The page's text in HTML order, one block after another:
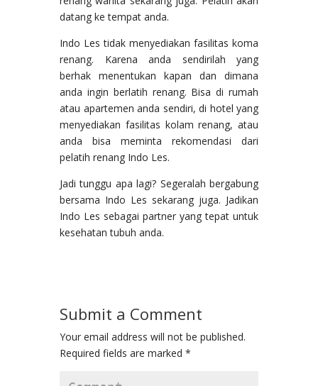
datang ke tempat anda.
Indo Les tidak menyediakan fasilitas koma
renang. Karena anda sendirilah yang
berhak menentukan kapan dan dimana
anda ingin berlatih renang. Bisa di rumah
atau apartemen anda sendiri, di hotel yang
menyediakan fasilitas kolam renang, atau
anda bisa meminta rekomendasi dari
pelatih renang Indo Les.
Jadi tunggu apa lagi? Segeralah bergabung
bersama Indo Les sekarang juga. Jadikan
Indo Les sebagai partner yang tepat untuk
kesehatan tubuh anda.
Submit a Comment
Your email address will not be published.
Required fields are marked *